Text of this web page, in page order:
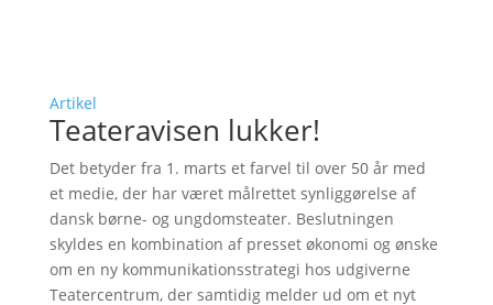
Artikel
Teateravisen lukker!
Det betyder fra 1. marts et farvel til over 50 år med
et medie, der har været målrettet synliggørelse af
dansk børne- og ungdomsteater. Beslutningen
skyldes en kombination af presset økonomi og ønske
om en ny kommunikationsstrategi hos udgiverne
Teatercentrum, der samtidig melder ud om et nyt